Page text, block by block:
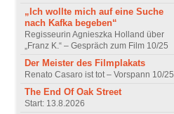
„Ich wollte mich auf eine Suche
nach Kafka begeben“
Regisseurin Agnieszka Holland über
„Franz K.“ – Gespräch zum Film 10/25
Der Meister des Filmplakats
Renato Casaro ist tot – Vorspann 10/25
The End Of Oak Street
Start: 13.8.2026